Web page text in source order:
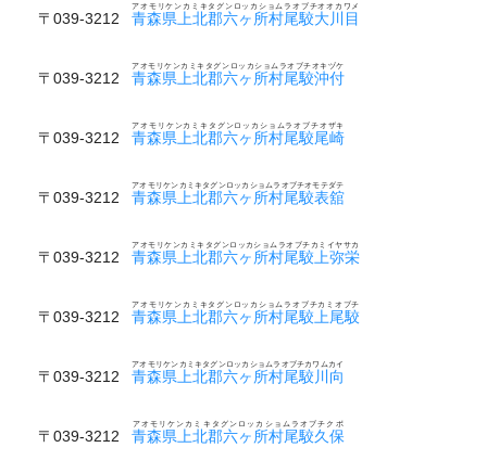
〒039-3212 青森県上北郡六ヶ所村尾駮大川目
アオモリケンカミキタグンロッカショムラオブチオオカワメ
〒039-3212 青森県上北郡六ヶ所村尾駮沖付
アオモリケンカミキタグンロッカショムラオブチオキヅケ
〒039-3212 青森県上北郡六ヶ所村尾駮尾崎
アオモリケンカミキタグンロッカショムラオブチオザキ
〒039-3212 青森県上北郡六ヶ所村尾駮表舘
アオモリケンカミキタグンロッカショムラオブチオモテダテ
〒039-3212 青森県上北郡六ヶ所村尾駮上弥栄
アオモリケンカミキタグンロッカショムラオブチカミイヤサカ
〒039-3212 青森県上北郡六ヶ所村尾駮上尾駮
アオモリケンカミキタグンロッカショムラオブチカミオブチ
〒039-3212 青森県上北郡六ヶ所村尾駮川向
アオモリケンカミキタグンロッカショムラオブチカワムカイ
〒039-3212 青森県上北郡六ヶ所村尾駮久保
アオモリケンカミキタグンロッカショムラオブチクボ